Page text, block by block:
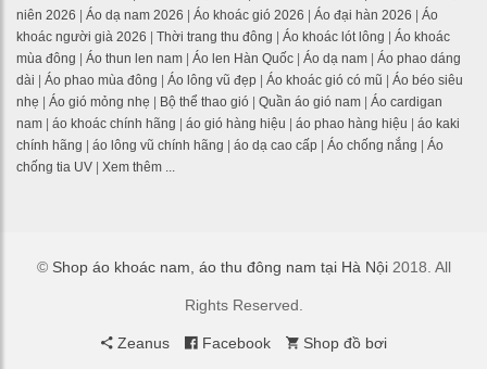
niên 2026
Áo dạ nam 2026 Áo khoác gió 2026 Áo đại hàn 2026
Áo
khoác người già 2026
Thời trang thu đông Áo khoác lót lông
Áo khoác
mùa đông
Áo thun len nam Áo len Hàn Quốc Áo dạ nam
Áo phao dáng
dài
Áo phao mùa đông Áo lông vũ đẹp Áo khoác gió có mũ
Áo béo siêu
nhẹ
Áo gió mỏng nhẹ Bộ thể thao gió Quần áo gió nam
Áo cardigan
nam
áo khoác chính hãng áo gió hàng hiệu áo phao hàng hiệu
áo kaki
chính hãng
áo lông vũ chính hãng áo dạ cao cấp Áo chống nắng
Áo
chống tia UV
Xem thêm ...
© Shop áo khoác nam, áo thu đông nam tại Hà Nội2018. All
Rights Reserved.
Zeanus Facebook Shop đồ bơi